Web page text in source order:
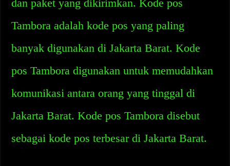
dan paket yang dikirimkan. Kode pos
Tambora adalah kode pos yang paling
banyak digunakan di Jakarta Barat. Kode
pos Tambora digunakan untuk memudahkan
komunikasi antara orang yang tinggal di
Jakarta Barat. Kode pos Tambora disebut
sebagai kode pos terbesar di Jakarta Barat.